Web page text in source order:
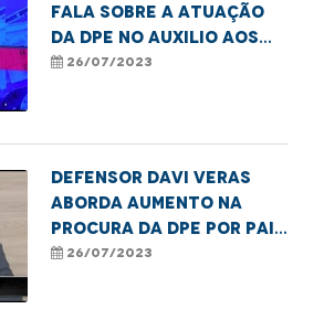
fala sobre a atuação
da DPE no auxilio aos
pais em busca de vagas
26/07/2023
Defensor Davi Veras
aborda aumento na
procura da DPE por pais
sem vagas em escolas
26/07/2023